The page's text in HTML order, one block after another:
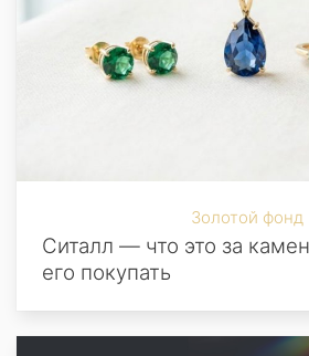
Золотой фонд
Ситалл — что это за
его покупать